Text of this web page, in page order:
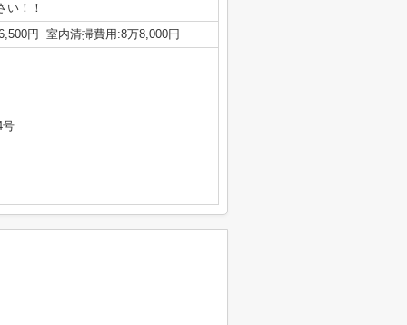
い！！
円 室内清掃費用:8万8,000円
号